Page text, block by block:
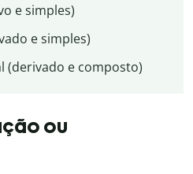
e simples)
e simples)
(derivado e composto)
ou